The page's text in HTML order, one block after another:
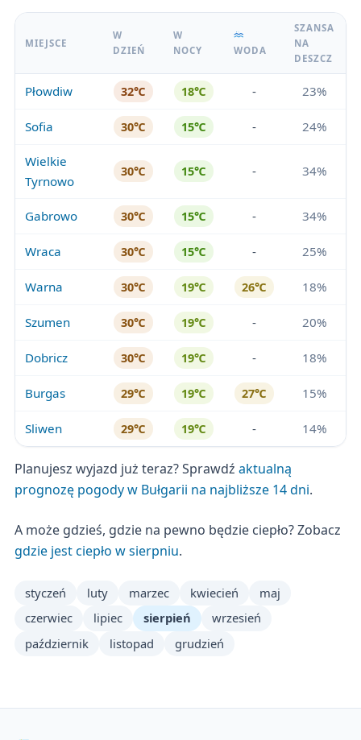
MIEJSCE
W
DZIEŃ
W
NOCY
WODA
SZANSA
NA
DESZCZ
Płowdiw 32℃ 18℃ - 23%
Sofia 30℃ 15℃ - 24%
Wielkie
Tyrnowo
30℃ 15℃ - 34%
Gabrowo 30℃ 15℃ - 34%
Wraca 30℃ 15℃ - 25%
Warna 30℃ 19℃ 26℃ 18%
Szumen 30℃ 19℃ - 20%
Dobricz 30℃ 19℃ - 18%
Burgas 29℃ 19℃ 27℃ 15%
Sliwen 29℃ 19℃ - 14%
Planujesz wyjazd już teraz? Sprawdź aktualną
prognozę pogody w Bułgarii na najbliższe 14 dni.
A może gdzieś, gdzie na pewno będzie ciepło? Zobacz
gdzie jest ciepło w sierpniu.
styczeń luty marzec kwiecień
maj
czerwiec
lipiec sierpień
wrzesień
październik
listopad grudzień